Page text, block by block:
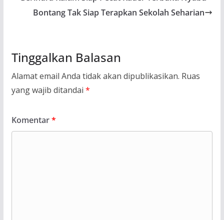
Bontang Tak Siap Terapkan Sekolah Seharian
Tinggalkan Balasan
Alamat email Anda tidak akan dipublikasikan. Ruas
yang wajib ditandai *
Komentar*